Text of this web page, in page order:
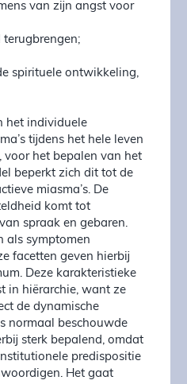
van zijn angst voor
spirituele ontwikkeling,
het individuele
tijdens het hele leven
voor het bepalen van het
beperkt zich dit tot de
miasma’s. De
komt tot
spraak en gebaren.
als symptomen
facetten geven hierbij
Deze karakteristieke
in hiërarchie, want ze
de dynamische
normaal beschouwde
sterk bepalend, omdat
predispositie
Het gaat